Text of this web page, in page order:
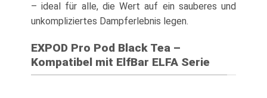
– ideal für alle, die Wert auf ein sauberes und
unkompliziertes Dampferlebnis legen.
EXPOD Pro Pod Black Tea –
Kompatibel mit ElfBar ELFA Serie